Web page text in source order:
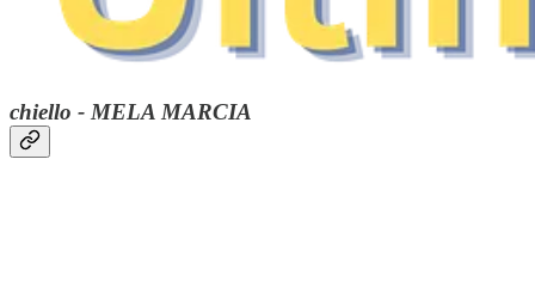
chiello - MELA MARCIA